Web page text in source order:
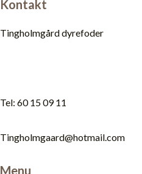
Kontakt
Tingholmgård dyrefoder
Tel: 60 15 09 11
Tingholmgaard@hotmail.com
Menu